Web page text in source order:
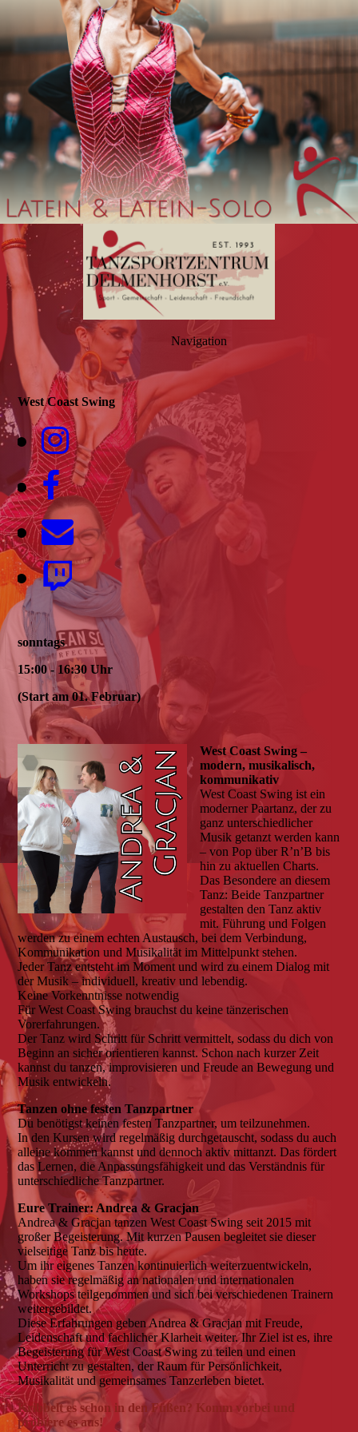
Navigation
West Coast Swing
sonntags
15:00 - 16:30 Uhr
(Start am 01. Februar)
West Coast Swing –
modern, musikalisch,
kommunikativ
West Coast Swing ist ein
moderner Paartanz, der zu
ganz unterschiedlicher
Musik getanzt werden kann
– von Pop über R’n’B bis
hin zu aktuellen Charts.
Das Besondere an diesem
Tanz: Beide Tanzpartner
gestalten den Tanz aktiv
mit. Führung und Folgen
werden zu einem echten Austausch, bei dem Verbindung,
Kommunikation und Musikalität im Mittelpunkt stehen.
Jeder Tanz entsteht im Moment und wird zu einem Dialog mit
der Musik – individuell, kreativ und lebendig.
Keine Vorkenntnisse notwendig
Für West Coast Swing brauchst du keine tänzerischen
Vorerfahrungen.
Der Tanz wird Schritt für Schritt vermittelt, sodass du dich von
Beginn an sicher orientieren kannst. Schon nach kurzer Zeit
kannst du tanzen, improvisieren und Freude an Bewegung und
Musik entwickeln.
Tanzen ohne festen Tanzpartner
Du benötigst keinen festen Tanzpartner, um teilzunehmen.
In den Kursen wird regelmäßig durchgetauscht, sodass du auch
alleine kommen kannst und dennoch aktiv mittanzt. Das fördert
das Lernen, die Anpassungsfähigkeit und das Verständnis für
unterschiedliche Tanzpartner.
Eure Trainer: Andrea & Gracjan
Andrea & Gracjan tanzen West Coast Swing seit 2015 mit
großer Begeisterung. Mit kurzen Pausen begleitet sie dieser
vielseitige Tanz bis heute.
Um ihr eigenes Tanzen kontinuierlich weiterzuentwickeln,
haben sie regelmäßig an nationalen und internationalen
Workshops teilgenommen und sich bei verschiedenen Trainern
weitergebildet.
Diese Erfahrungen geben Andrea & Gracjan mit Freude,
Leidenschaft und fachlicher Klarheit weiter. Ihr Ziel ist es, ihre
Begeisterung für West Coast Swing zu teilen und einen
Unterricht zu gestalten, der Raum für Persönlichkeit,
Musikalität und gemeinsames Tanzerleben bietet.
Kribbelt es schon in den Füßen? Komm vorbei und
probiere es aus!